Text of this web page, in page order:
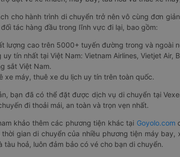
cho hành trình di chuyển trở nên vô cùng đơn
tác hàng đầu trong lĩnh vực đi lại, bao gồm:
lượng cao trên 5000+ tuyến đường trong và ngoài
tín nhất tại Việt Nam: Vietnam Airlines, Vietjet Air,
sắt Việt Nam.
xe máy, thuê xe du lịch uy tín trên toàn quốc.
bạn đã có thể đặt được dịch vụ di chuyển tại
đi thoải mái, an toàn và trọn vẹn nhất.
khảo thêm các phương tiện khác tại Goyolo.com
thời gian di chuyển của nhiều phương tiện máy
tàu hoả, luôn đảm bảo có vé cho bạn di chuyển.